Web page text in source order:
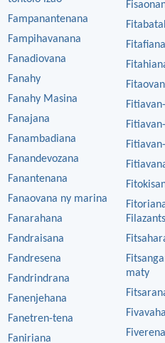
Fampanantenana
Fampihavanana
Fanadiovana
Fanahy
Fanahy Masina
Fanajana
Fanambadiana
Fanandevozana
Fanantenana
Fanaovana ny marina
Fanarahana
Fandraisana
Fandresena
Fandrindrana
Fanenjehana
Fanetren-tena
Faniriana
Fitafiana
maty